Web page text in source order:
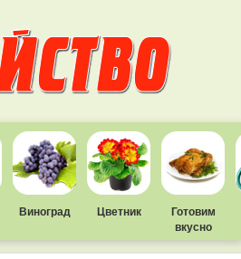
Виноград Цветник
Готовим
вкусно